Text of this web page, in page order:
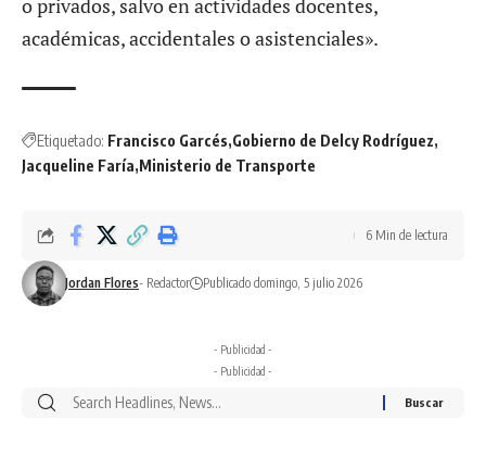
académicas, accidentales o asistenciales».
Etiquetado: Francisco Garcés Gobierno de Delcy Rodríguez
Jacqueline Faría Ministerio de Transporte
Jordan Flores- Redactor Publicado domingo, 5 julio 2026
6 Min de lectura
- Publicidad -
- Publicidad -